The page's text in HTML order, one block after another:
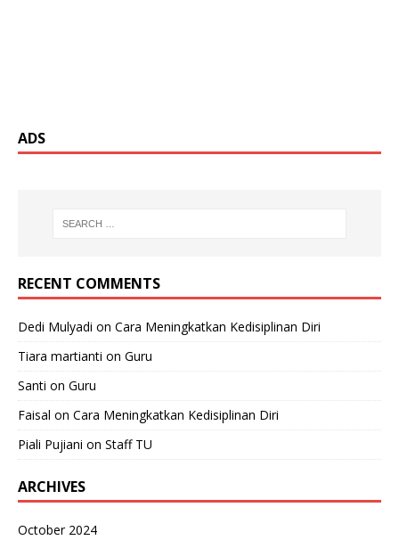
ADS
RECENT COMMENTS
Dedi Mulyadi on Cara Meningkatkan Kedisiplinan Diri
Tiara martianti on Guru
Santi on Guru
Faisal on Cara Meningkatkan Kedisiplinan Diri
Piali Pujiani on Staff TU
ARCHIVES
October 2024